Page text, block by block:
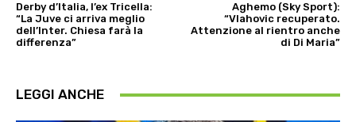
Derby d’Italia, l’ex Tricella:
“La Juve ci arriva meglio
dell’Inter. Chiesa farà la
differenza”
Aghemo (Sky Sport):
“Vlahovic recuperato.
Attenzione al rientro anche
di Di Maria”
LEGGI ANCHE